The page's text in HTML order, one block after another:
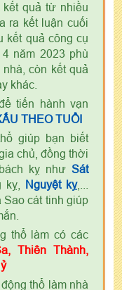
quả từ nhiều
ra kết luận cuối
kết quả công cụ
năm 2023 phù
còn kết quả
khác.
tiến hành vạn
THEO TUỔI
giúp bạn biết
chủ, đồng thời
kỵ như Sát
kỵ, Nguyệt kỵ,...
Sao cát tinh giúp
thổ làm có các
Thiên Thành,
động thổ làm nhà